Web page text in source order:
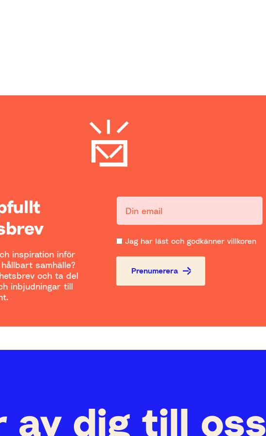
inspiration inför
samhälle?
och ta del
inbjudningar till
Jag har läst och godkänner villkoren
Prenumerera
av dig till oss